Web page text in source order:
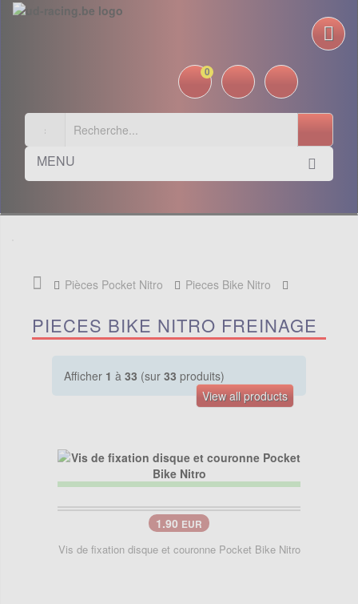
0
MENU
Pièces Pocket Nitro
Pieces Bike Nitro
Freinage
PIECES BIKE NITRO FREINAGE
Afficher 1 à 33 (sur 33 produits)
View all products
1.90 EUR
Vis de fixation disque et couronne Pocket Bike Nitro